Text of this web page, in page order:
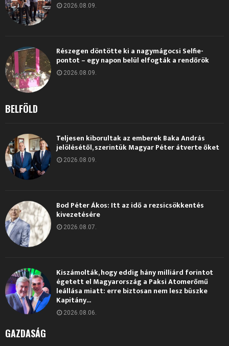
2026.08.09.
Részegen döntötte ki a nagymágocsi Selfie-
pontot – egy napon belül elfogták a rendőrök
2026.08.09.
BELFÖLD
Teljesen kiborultak az emberek Baka András
jelölésétől, szerintük Magyar Péter átverte őket
2026.08.09.
Bod Péter Ákos: Itt az idő a rezsicsökkentés
kivezetésére
2026.08.07.
Kiszámolták, hogy eddig hány milliárd forintot
égetett el Magyarország a Paksi Atomerőmű
leállása miatt: erre biztosan nem lesz büszke
Kapitány...
2026.08.06.
GAZDASÁG